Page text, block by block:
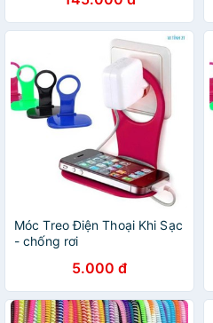
Móc Treo Điện Thoại Khi Sạc
- chống rơi
5.000 đ